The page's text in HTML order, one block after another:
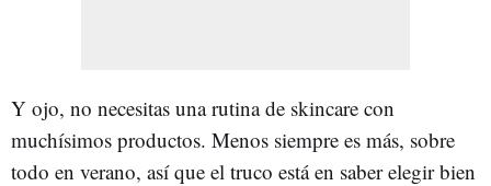
Y ojo, no necesitas una rutina de skincare con
muchísimos productos. Menos siempre es más, sobre
todo en verano, así que el truco está en saber elegir bien